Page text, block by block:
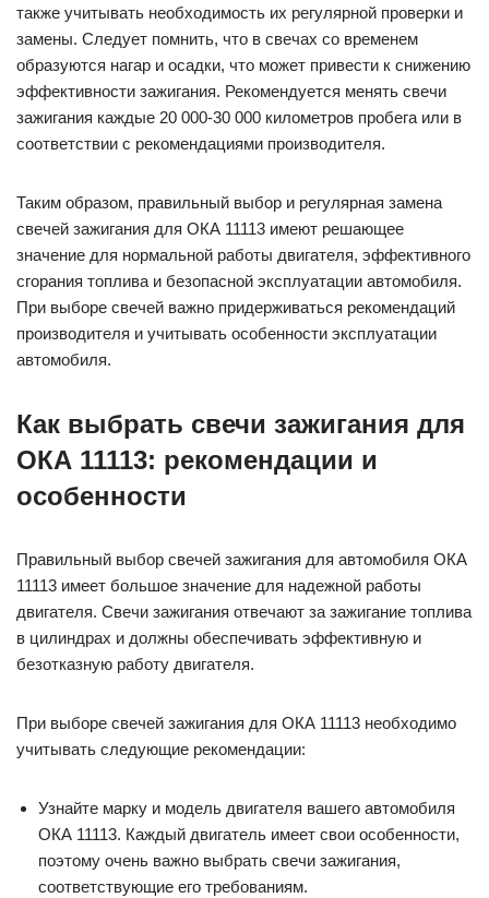
также учитывать необходимость их регулярной проверки и
замены. Следует помнить, что в свечах со временем
образуются нагар и осадки, что может привести к снижению
эффективности зажигания. Рекомендуется менять свечи
зажигания каждые 20 000-30 000 километров пробега или в
соответствии с рекомендациями производителя.
Таким образом, правильный выбор и регулярная замена
свечей зажигания для ОКА 11113 имеют решающее
значение для нормальной работы двигателя, эффективного
сгорания топлива и безопасной эксплуатации автомобиля.
При выборе свечей важно придерживаться рекомендаций
производителя и учитывать особенности эксплуатации
автомобиля.
Как выбрать свечи зажигания для
ОКА 11113: рекомендации и
особенности
Правильный выбор свечей зажигания для автомобиля ОКА
11113 имеет большое значение для надежной работы
двигателя. Свечи зажигания отвечают за зажигание топлива
в цилиндрах и должны обеспечивать эффективную и
безотказную работу двигателя.
При выборе свечей зажигания для ОКА 11113 необходимо
учитывать следующие рекомендации:
Узнайте марку и модель двигателя вашего автомобиля
ОКА 11113. Каждый двигатель имеет свои особенности,
поэтому очень важно выбрать свечи зажигания,
соответствующие его требованиям.